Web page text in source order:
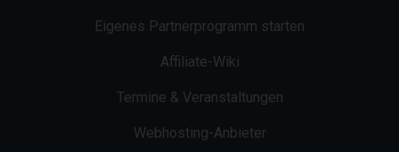
Eigenes Partnerprogramm starten
Affiliate-Wiki
Termine & Veranstaltungen
Webhosting-Anbieter